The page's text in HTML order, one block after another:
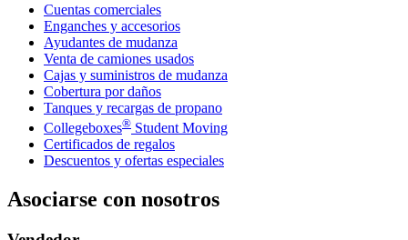
Cuentas comerciales
Enganches y accesorios
Ayudantes de mudanza
Venta de camiones usados
Cajas y suministros de mudanza
Cobertura por daños
Tanques y recargas de propano
Collegeboxes® Student Moving
Certificados de regalos
Descuentos y ofertas especiales
Asociarse con nosotros